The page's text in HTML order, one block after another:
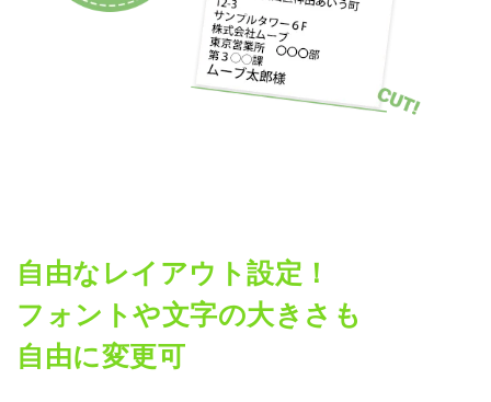
自由なレイアウト設定！
フォントや文字の大きさも
自由に変更可